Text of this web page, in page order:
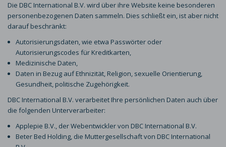
Die DBC International B.V. wird über ihre Website keine besonderen
personenbezogenen Daten sammeln. Dies schließt ein, ist aber nicht
darauf beschränkt:
Autorisierungsdaten, wie etwa Passwörter oder
Autorisierungscodes für Kreditkarten,
Medizinische Daten,
Daten in Bezug auf Ethnizität, Religion, sexuelle Orientierung,
Gesundheit, politische Zugehörigkeit.
DBC International B.V. verarbeitet Ihre persönlichen Daten auch über
die folgenden Unterverarbeiter:
Applepie B.V., der Webentwickler von DBC International B.V.
Beter Bed Holding, die Muttergesellschaft von DBC International